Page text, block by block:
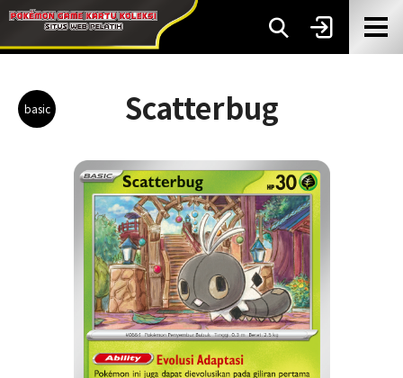
basic Scatterbug